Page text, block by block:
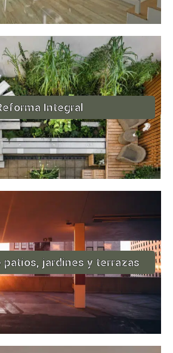
Integral
patios, jardines y terrazas